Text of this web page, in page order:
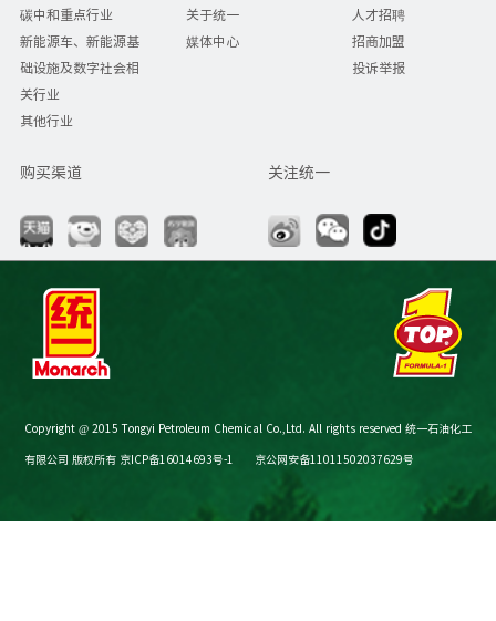
碳中和重点行业
新能源车、新能源基
础设施及数字社会相
关行业
其他行业
关于统一
媒体中心
人才招聘
招商加盟
投诉举报
购买渠道 关注统一
Copyright @ 2015 Tongyi Petroleum Chemical Co.,Ltd. All rights reserved 统一石油化工
有限公司 版权所有 京ICP备16014693号-1 京公网安备11011502037629号